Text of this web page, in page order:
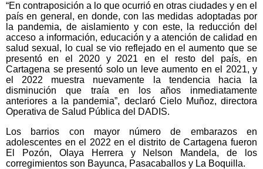
“En contraposición a lo que ocurrió en otras ciudades y en el
país en general, en donde, con las medidas adoptadas por
la pandemia, de aislamiento y con este, la reducción del
acceso a información, educación y a atención de calidad en
salud sexual, lo cual se vio reflejado en el aumento que se
presentó en el 2020 y 2021 en el resto del país, en
Cartagena se presentó solo un leve aumento en el 2021, y
el 2022 muestra nuevamente la tendencia hacia la
disminución que traía en los años inmediatamente
anteriores a la pandemia”, declaró Cielo Muñoz, directora
Operativa de Salud Pública del DADIS.
Los barrios con mayor número de embarazos en
adolescentes en el 2022 en el distrito de Cartagena fueron
El Pozón, Olaya Herrera y Nelson Mandela, de los
corregimientos son Bayunca, Pasacaballos y La Boquilla.